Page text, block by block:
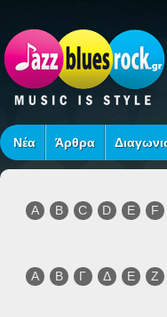
Νέα Άρθρα
A B C D E F
Α Β Γ Δ Ε Ζ